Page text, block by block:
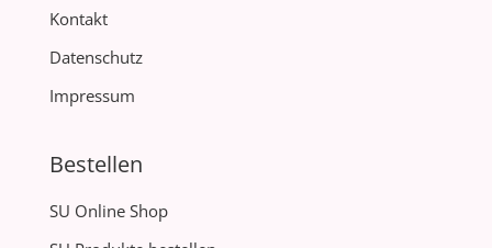
Kontakt
Datenschutz
Impressum
Bestellen
SU Online Shop